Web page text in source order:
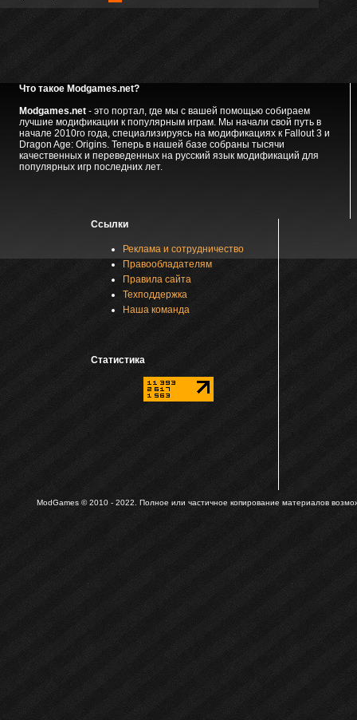
Что такое Modgames.net?
Modgames.net- это портал, где мы с вашей помощью собираем
лучшие модификации к популярным играм. Мы начали свой путь в
начале 2010го года, специализируясь на модификациях к Fallout 3 и
Dragon Age: Origins. Теперь в нашей базе собраны тысячи
качественных и переведенных на русский язык модификаций для
популярных игр последних лет.
Ссылки
Реклама и сотрудничество
Правообладателям
Правила сайта
Техподдержка
Наша команда
Статистика
ModGames © 2010 - 2022. Полное или частичное копирование материалов